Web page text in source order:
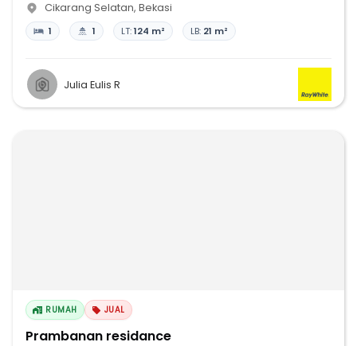
Cikarang Selatan, Bekasi
1 1 LT:124 m² LB: 21 m²
Julia Eulis R
RUMAH JUAL
Prambanan residance